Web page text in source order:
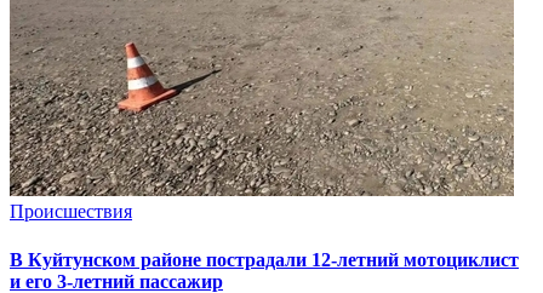
Происшествия
В Куйтунском районе пострадали 12-летний мотоциклист
и его 3-летний пассажир